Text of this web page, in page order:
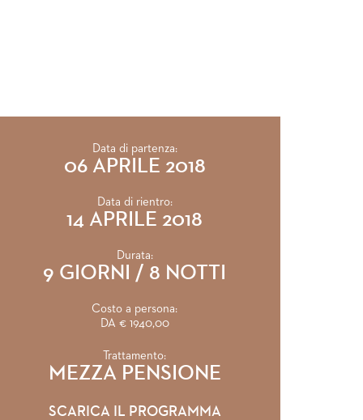
Data di partenza:
06 APRILE 2018
Data di rientro:
14 APRILE 2018
Durata:
9 GIORNI / 8 NOTTI
Costo a persona:
DA € 1940,00
Trattamento:
MEZZA PENSIONE
SCARICA IL PROGRAMMA